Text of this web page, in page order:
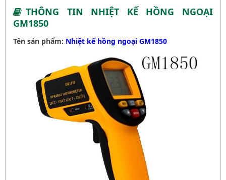
THÔNG TIN NHIỆT KẾ HỒNG NGOẠI
GM1850
Tên sản phẩm: Nhiệt kế hồng ngoại GM1850